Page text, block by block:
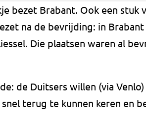
bezet Brabant. Ook een stuk
na de bevrijding: in
Die plaatsen waren al
de Duitsers willen (via Venlo)
terug te kunnen keren en